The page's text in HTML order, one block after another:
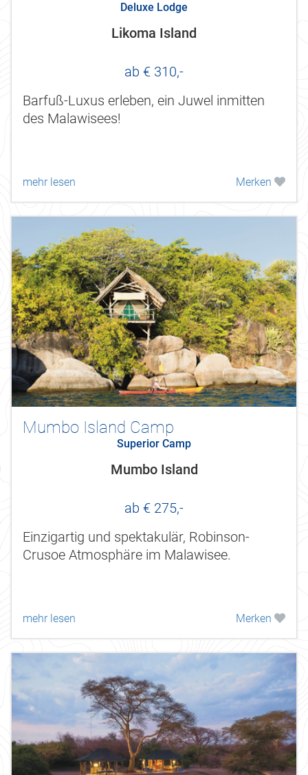
Deluxe Lodge
Likoma Island
ab € 310,-
Barfuß-Luxus erleben, ein Juwel inmitten
des Malawisees!
mehr lesen Merken
Mumbo Island Camp
Superior Camp
Mumbo Island
ab € 275,-
Einzigartig und spektakulär, Robinson-
Crusoe Atmosphäre im Malawisee.
mehr lesen Merken